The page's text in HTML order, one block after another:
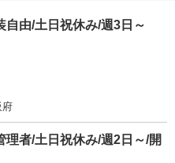
自由/土日祝休み/週3日～
府
者/土日祝休み/週2日～/開